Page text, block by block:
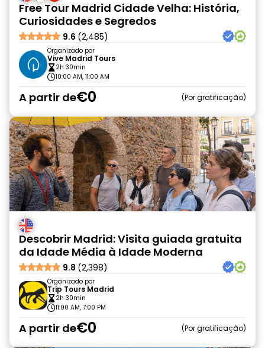
Free Tour Madrid Cidade Velha: História,
Curiosidades e Segredos
9.6 (2,485)
Organizado por
Vive Madrid Tours
2h 30min
10:00 AM, 11:00 AM
A partir de€0 Por gratificação
Descobrir Madrid: Visita guiada gratuita
da Idade Média à Idade Moderna
9.8 (2,398)
Organizado por
Trip Tours Madrid
2h 30min
11:00 AM, 7:00 PM
A partir de€0 Por gratificação